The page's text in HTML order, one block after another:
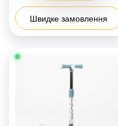
Швидке замовлення